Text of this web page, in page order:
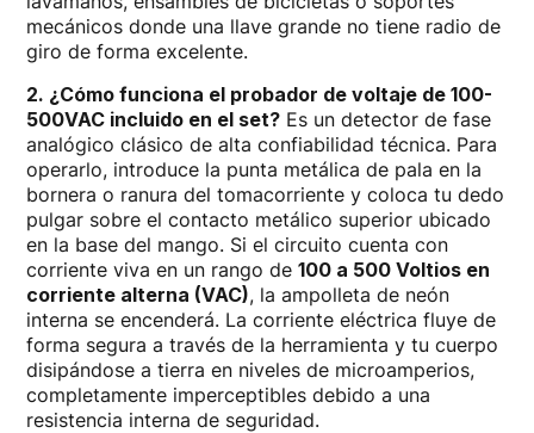
mecánicos donde una llave grande no tiene radio de
giro de forma excelente.
2. ¿Cómo funciona el probador de voltaje de 100-
500VAC incluido en el set?Es un detector de fase
analógico clásico de alta confiabilidad técnica. Para
operarlo, introduce la punta metálica de pala en la
bornera o ranura del tomacorriente y coloca tu dedo
pulgar sobre el contacto metálico superior ubicado
en la base del mango. Si el circuito cuenta con
corriente viva en un rango de 100 a 500 Voltios en
corriente alterna (VAC), la ampolleta de neón
interna se encenderá. La corriente eléctrica fluye de
forma segura a través de la herramienta y tu cuerpo
disipándose a tierra en niveles de microamperios,
completamente imperceptibles debido a una
resistencia interna de seguridad.